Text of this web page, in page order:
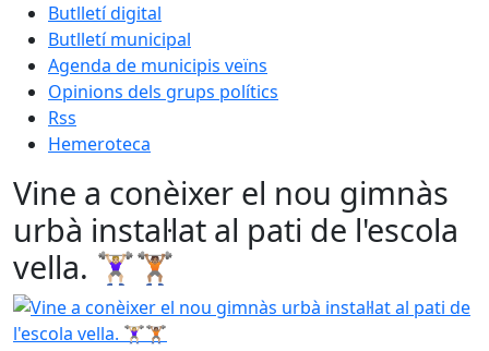
Butlletí digital
Butlletí municipal
Agenda de municipis veïns
Opinions dels grups polítics
Rss
Hemeroteca
Vine a conèixer el nou gimnàs
urbà instal·lat al pati de l'escola
vella. 🏋🏼‍♀️🏋🏽
Vine a conèixer el nou gimnàs urbà instal·lat al pati de